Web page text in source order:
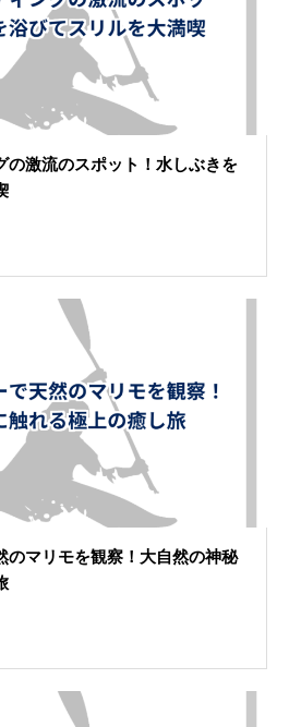
の激流のスポット！水しぶきを
のマリモを観察！大自然の神秘